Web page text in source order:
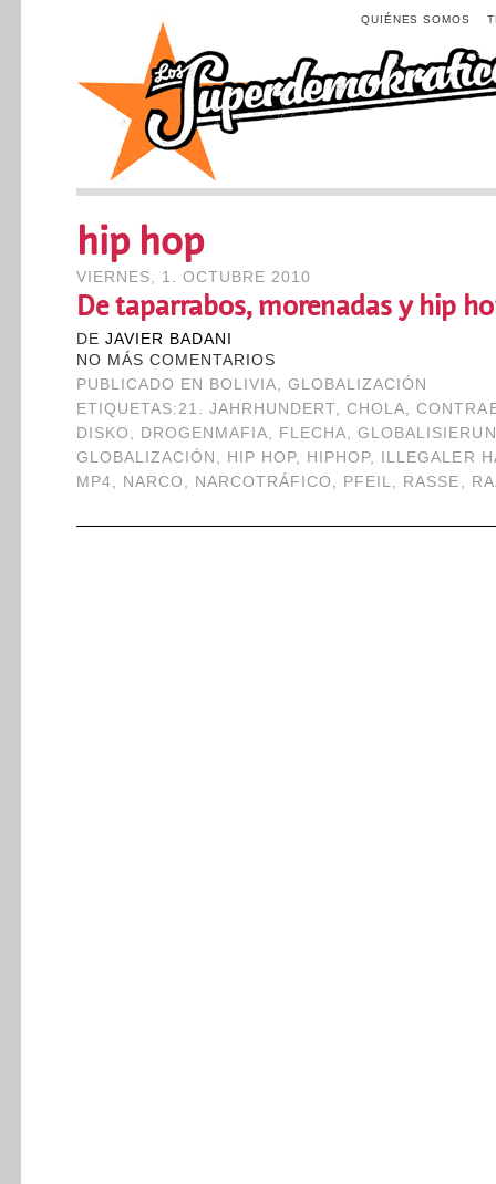
QUIÉNES SOMOS
hip hop
VIERNES, 1. OCTUBRE 2010
De taparrabos, morenadas y hip
DE JAVIER BADANI
NO MÁS COMENTARIOS
PUBLICADO EN
BOLIVIA,GLOBALIZACIÓN
ETIQUETAS:21. JAHRHUNDERT,CHOLA,
DISKO , DROGENMAFIA, FLECHA,
GLOBALIZACIÓN , HIP HOP, HIPHOP,
ILLEGALER
MP4, NARCO , NARCOTRÁFICO , PFEIL, RASSE ,